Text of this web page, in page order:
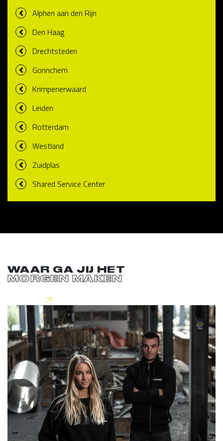
Alphen aan den Rijn
Den Haag
Drechtsteden
Gorinchem
Krimpenerwaard
Leiden
Rotterdam
Westland
Zuidplas
Shared Service Center
WAAR GA JIJ HET
MORGEN MAKEN